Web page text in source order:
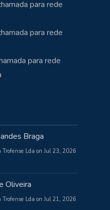
para rede
para rede
para rede
Braga
Lda on Jul 23, 2026
Oliveira
Lda on Jul 21, 2026